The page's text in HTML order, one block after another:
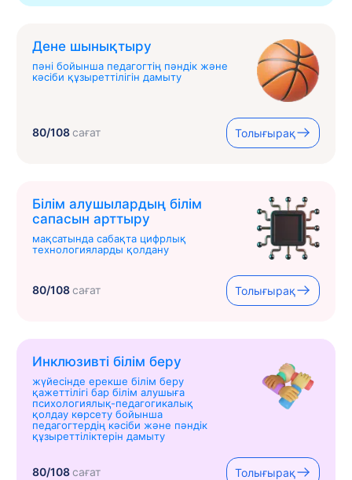
Дене шынықтыру
пәні бойынша педагогтің пәндік және
кәсіби құзыреттілігін дамыту
80/108сағат Толығырақ
Білім алушылардың білім
сапасын арттыру
мақсатында сабақта цифрлық
технологияларды қолдану
80/108сағат Толығырақ
Инклюзивті білім беру
жүйесінде ерекше білім беру
қажеттілігі бар білім алушыға
психологиялық-педагогикалық
қолдау көрсету бойынша
педагогтердің кәсіби және пәндік
құзыреттіліктерін дамыту
80/108сағат Толығырақ